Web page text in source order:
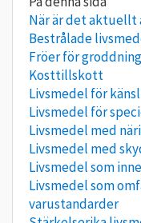
När är det
Bestrålade
Fröer för groddning
Kosttillskott
Livsmedel för
Livsmedel för
Livsmedel med
Livsmedel med
Livsmedel som
Livsmedel som
varustandarder